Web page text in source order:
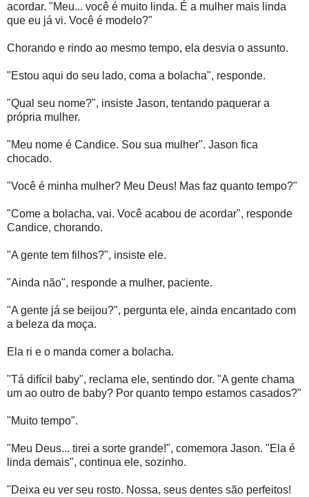
acordar. "Meu... você é muito linda. É a mulher mais linda
que eu já vi. Você é modelo?"
Chorando e rindo ao mesmo tempo, ela desvia o assunto.
"Estou aqui do seu lado, coma a bolacha", responde.
"Qual seu nome?", insiste Jason, tentando paquerar a
própria mulher.
"Meu nome é Candice. Sou sua mulher". Jason fica
chocado.
"Você é minha mulher? Meu Deus! Mas faz quanto tempo?"
"Come a bolacha, vai. Você acabou de acordar", responde
Candice, chorando.
"A gente tem filhos?", insiste ele.
"Ainda não", responde a mulher, paciente.
"A gente já se beijou?", pergunta ele, ainda encantado com
a beleza da moça.
Ela ri e o manda comer a bolacha.
"Tá difícil baby", reclama ele, sentindo dor. "A gente chama
um ao outro de baby? Por quanto tempo estamos casados?"
"Muito tempo".
"Meu Deus... tirei a sorte grande!", comemora Jason. "Ela é
linda demais", continua ele, sozinho.
"Deixa eu ver seu rosto. Nossa, seus dentes são perfeitos!